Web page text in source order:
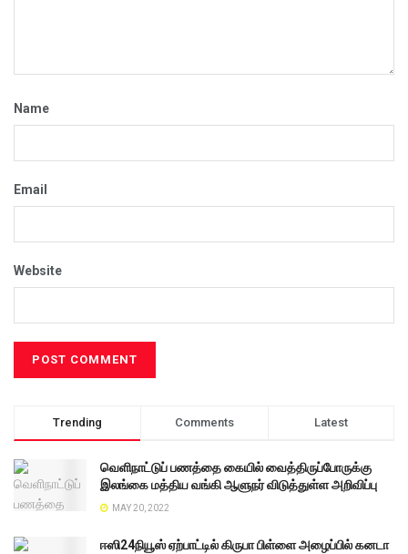
Name
Email
Website
Trending Comments Latest
வெளிநாட்டுப் பணத்தை கையில் வைத்திருப்போருக்கு
இலங்கை மத்திய வங்கி ஆளுநர் விடுத்துள்ள அறிவிப்பு
MAY 20, 2022
ஈஸி24நியூஸ் ஏற்பாட்டில் கிருபா பிள்ளை அழைப்பில் கனடா